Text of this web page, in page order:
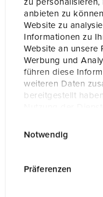
zu
anbieten zu
Website zu
Informationen zu
Website an unsere
Werbung und
führen diese
weiteren Daten
bereitgestellt
Notwendig
Präferenzen